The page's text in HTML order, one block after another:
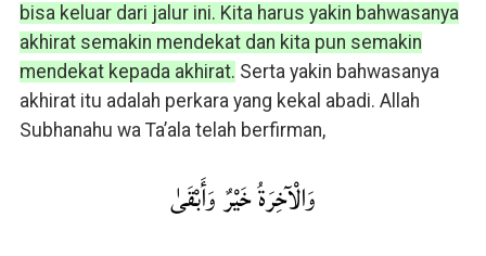
bisa keluar dari jalur ini. Kita harus yakin bahwasanya
akhirat semakin mendekat dan kita pun semakin
mendekat kepada akhirat. Serta yakin bahwasanya
akhirat itu adalah perkara yang kekal abadi. Allah
Subhanahu wa Ta’ala telah berfirman,
وَالْآخِرَةُ خَيْرٌ وَأَبْقَىٰ